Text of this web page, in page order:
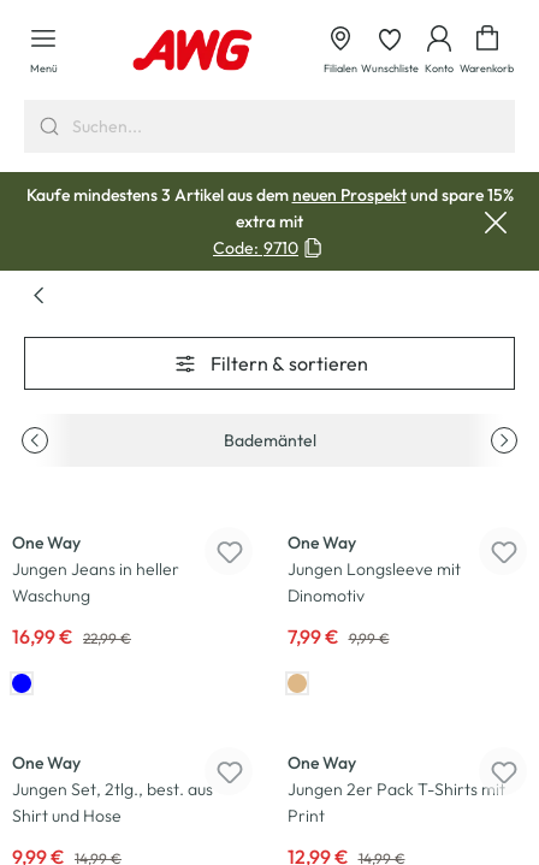
springen
Menü Filialen Wunschliste Konto Warenkorb
Kaufe mindestens 3 Artikel aus demneuen Prospektund spare 15%
extra mit
Code: 9710
Filtern & sortieren
Bademäntel
One Way
Jungen Jeans in heller
Waschung
16,99 € 22,99 €
One Way
Jungen Longsleeve mit
Dinomotiv
7,99 € 9,99 €
One Way
Jungen Set, 2tlg., best. aus
Shirt und Hose
9,99 € 14,99 €
One Way
Jungen 2er Pack T-Shirts mit
Print
12,99 € 14,99 €